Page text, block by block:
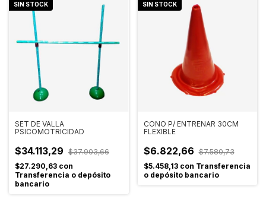
SIN STOCK
SET DE VALLA
PSICOMOTRICIDAD
$34.113,29 $37.903,66
$27.290,63 con
Transferencia o depósito
bancario
SIN STOCK
CONO P/ ENTRENAR 30CM
FLEXIBLE
$6.822,66 $7.580,73
$5.458,13 con Transferencia
o depósito bancario